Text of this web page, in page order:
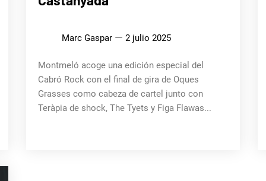
Marc Gaspar 2 julio 2025
Montmeló acoge una edición especial del
Cabró Rock con el final de gira de Oques
Grasses como cabeza de cartel junto con
Teràpia de shock, The Tyets y Figa Flawas...